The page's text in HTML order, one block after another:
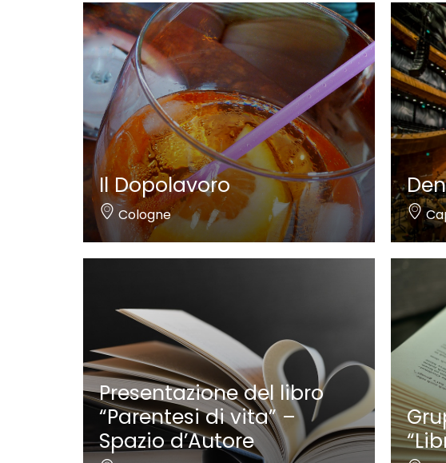
Il Dopolavoro
Cologne
Presentazione del libro
“Parentesi di vita” –
Spazio d’Autore